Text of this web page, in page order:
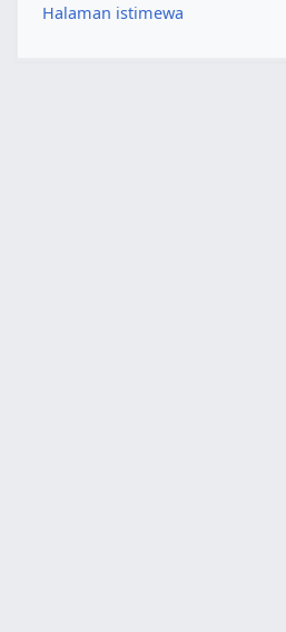
Halaman istimewa